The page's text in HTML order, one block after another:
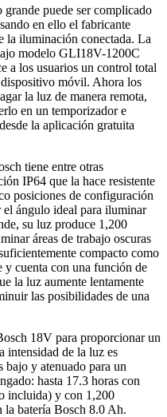
puede ser complicado
en ello el fabricante
la iluminación conectada. La
modelo GLI18V-1200C
a los usuarios un control total
móvil. Ahora los
la luz de manera remota,
en un temporizador e
la aplicación gratuita
tiene entre otras
IP64 que la hace resistente
posiciones de configuración
el ángulo ideal para iluminar
su luz produce 1,200
áreas de trabajo oscuras
compacto como
y cuenta con una función de
la luz aumente lentamente
las posibilidades de una
18V para proporcionar un
intensidad de la luz es
bajo y atenuado para un
hasta 17.3 horas con
incluida) y con 1,200
la batería Bosch 8.0 Ah.